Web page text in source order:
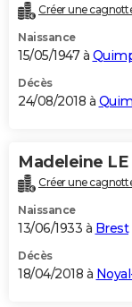
Créer une
Naissance
15/05/1947 à
Décès
24/08/2018 à
Madeleine LE
Créer une
Naissance
13/06/1933 à Brest
Décès
18/04/2018 à